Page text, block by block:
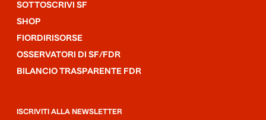
SOTTOSCRIVI SF
SHOP
FIORDIRISORSE
OSSERVATORI DI SF/FDR
BILANCIO TRASPARENTE FDR
ISCRIVITI ALLA NEWSLETTER